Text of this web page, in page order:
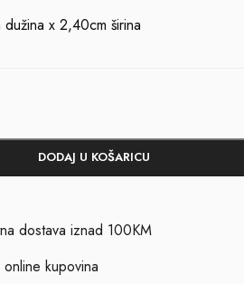
x 2,40cm širina
DODAJ U KOŠARICU
dostava iznad 100KM
online kupovina